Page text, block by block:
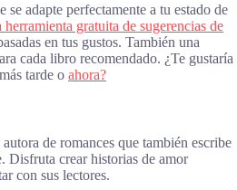
se adapte perfectamente a tu estado de
gratuita de sugerencias de
en tus gustos. También una
cada libro recomendado. ¿Te gustaría
tarde o ahora?
de romances que también escribe
Disfruta crear historias de amor
con sus lectores.